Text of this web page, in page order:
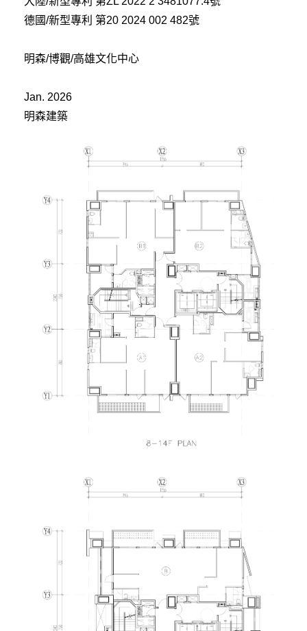
德國/新型專利 第20 2024 002 482號
明森/博觀/高雄文化中心
Jan. 2026
明森建築